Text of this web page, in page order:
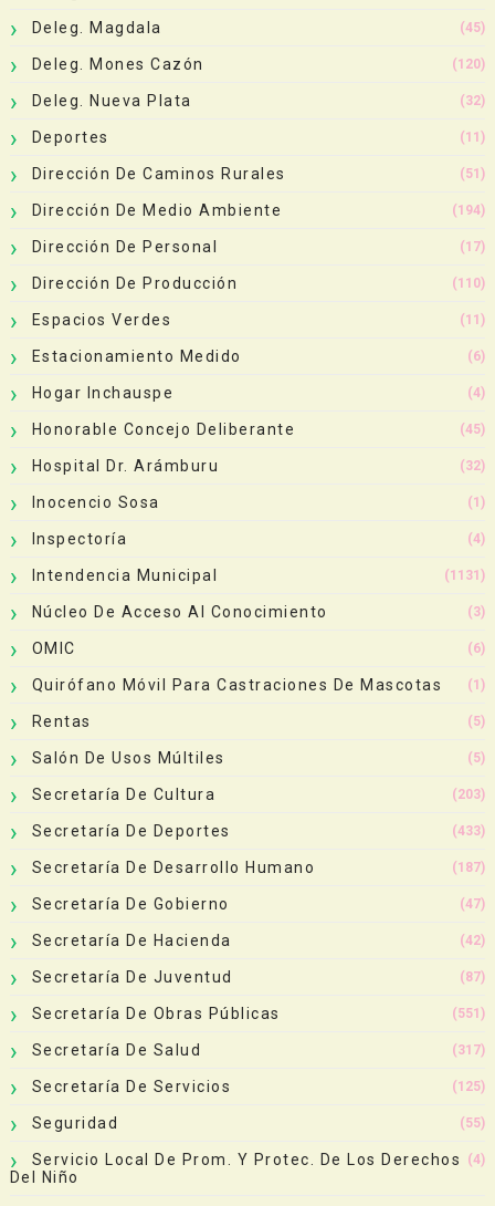
Deleg. Magdala (45)
Deleg. Mones Cazón (120)
Deleg. Nueva Plata (32)
Deportes (11)
Dirección De Caminos Rurales (51)
Dirección De Medio Ambiente (194)
Dirección De Personal (17)
Dirección De Producción (110)
Espacios Verdes (11)
Estacionamiento Medido (6)
Hogar Inchauspe (4)
Honorable Concejo Deliberante (45)
Hospital Dr. Arámburu (32)
Inocencio Sosa (1)
Inspectoría (4)
Intendencia Municipal (1131)
Núcleo De Acceso Al Conocimiento (3)
OMIC (6)
Quirófano Móvil Para Castraciones De Mascotas (1)
Rentas (5)
Salón De Usos Múltiles (5)
Secretaría De Cultura (203)
Secretaría De Deportes (433)
Secretaría De Desarrollo Humano (187)
Secretaría De Gobierno (47)
Secretaría De Hacienda (42)
Secretaría De Juventud (87)
Secretaría De Obras Públicas (551)
Secretaría De Salud (317)
Secretaría De Servicios (125)
Seguridad (55)
Servicio Local De Prom. Y Protec. De Los Derechos
Del Niño
(4)